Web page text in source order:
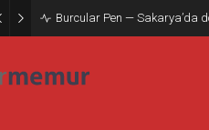
Burcular Pen — Sakarya’da